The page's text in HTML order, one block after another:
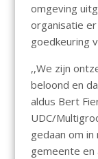
omgeving
organisatie
goedkeuring
,,We zijn
beloond en
aldus Bert
UDC/
gedaan om
gemeente en